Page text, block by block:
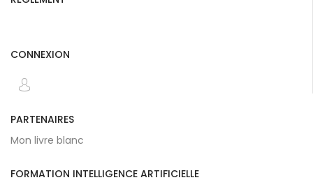
CONNEXION
PARTENAIRES
Mon livre blanc
FORMATION INTELLIGENCE ARTIFICIELLE